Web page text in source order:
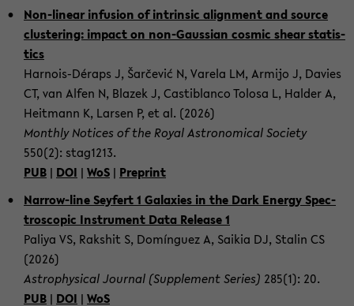
Non-​linear in­fu­si­on of in­trinsic align­ment and source
clus­te­ring: im­pact on non-​Gaussian cos­mic shear sta­tis­
tics
Harnois-​Déraps J, Šarčević N, Va­re­la LM, Ar­mi­jo J, Da­vies
CT, van Alfen N, Bla­zek J, Cas­ti­blan­co To­losa L, Hal­der A,
Heit­mann K, Lar­sen P, et al. (2026)
Month­ly No­ti­ces of the Royal As­tro­no­mic­al So­cie­ty
550(2): stag1213.
PUB | DOI | WoS | Pre­print
Narrow-​line Sey­fert 1 Ga­la­xies in the Dark En­er­gy Spec­
tro­scopic In­stru­ment Data Re­lease 1
Pa­li­ya VS, Raks­hit S, Domínguez A, Sa­i­k­ia DJ, Sta­lin CS
(2026)
As­tro­phy­si­cal Jour­nal (Sup­ple­ment Se­ries) 285(1): 20.
PUB | DOI | WoS